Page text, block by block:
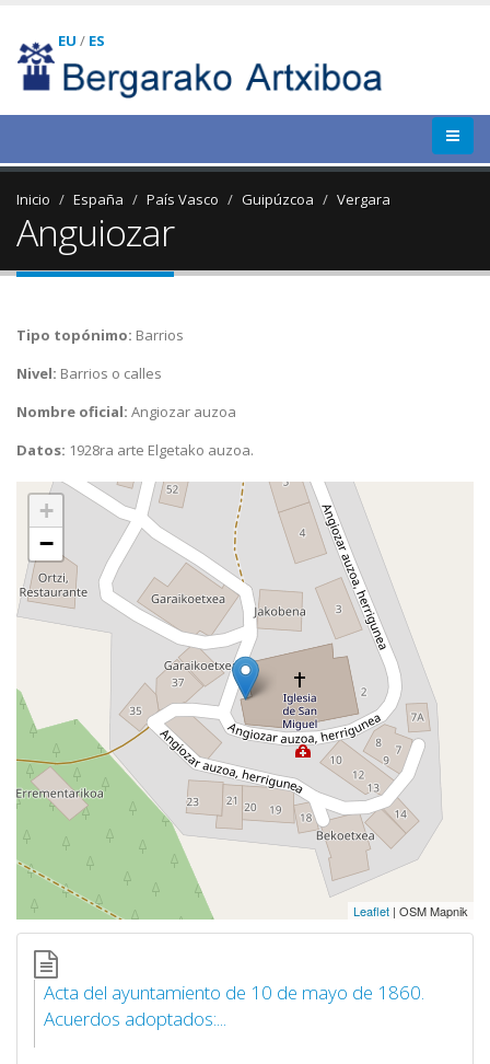
EU / ES
Inicio España País Vasco Guipúzcoa Vergara
Anguiozar
Tipo topónimo: Barrios
Nivel: Barrios o calles
Nombre oficial: Angiozar auzoa
Datos: 1928ra arte Elgetako auzoa.
+
−
Leaflet | OSM Mapnik
Acta del ayuntamiento de 10 de mayo de 1860.
Acuerdos adoptados:...